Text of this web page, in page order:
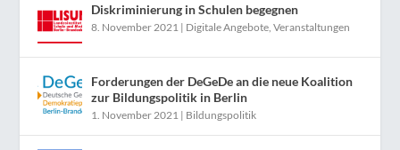
Diskriminierung in Schulen begegnen
8. November 2021 | Digitale Angebote ,Veranstaltungen
Forderungen der DeGeDe an die neue Koalition
zur Bildungspolitik in Berlin
1. November 2021 | Bildungspolitik